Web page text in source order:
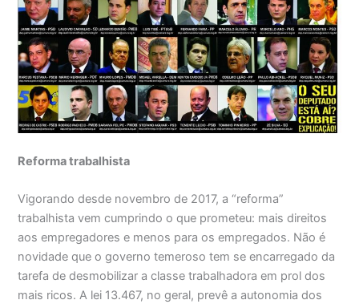
Reforma trabalhista
Vigorando desde novembro de 2017, a “reforma”
trabalhista vem cumprindo o que prometeu: mais direitos
aos empregadores e menos para os empregados. Não é
novidade que o governo temeroso tem se encarregado da
tarefa de desmobilizar a classe trabalhadora em prol dos
mais ricos. A lei 13.467, no geral, prevê a autonomia dos